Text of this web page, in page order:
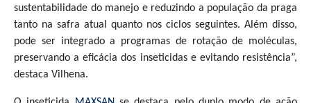
sustentabilidade do manejo e reduzindo a população da praga
tanto na safra atual quanto nos ciclos seguintes. Além disso,
pode ser integrado a programas de rotação de moléculas,
preservando a eficácia dos inseticidas e evitando resistência”,
destaca Vilhena.